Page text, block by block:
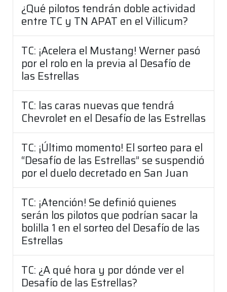
¿Qué pilotos tendrán doble actividad
entre TC y TN APAT en el Villicum?
TC: ¡Acelera el Mustang! Werner pasó
por el rolo en la previa al Desafío de
las Estrellas
TC: las caras nuevas que tendrá
Chevrolet en el Desafío de las Estrellas
TC: ¡Último momento! El sorteo para el
“Desafío de las Estrellas” se suspendió
por el duelo decretado en San Juan
TC: ¡Atención! Se definió quienes
serán los pilotos que podrían sacar la
bolilla 1 en el sorteo del Desafío de las
Estrellas
TC: ¿A qué hora y por dónde ver el
Desafío de las Estrellas?